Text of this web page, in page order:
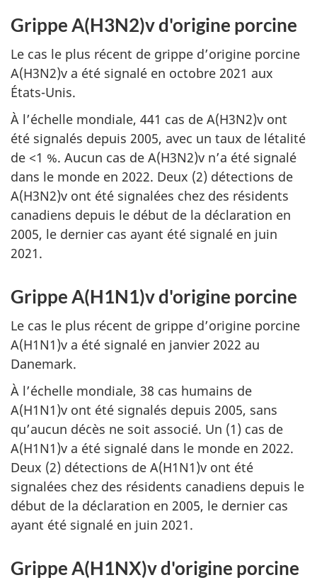
Grippe A(H3N2)v d'origine porcine
Le cas le plus récent de grippe d’origine porcine
A(H3N2)v a été signalé en octobre 2021 aux
États-Unis.
À l’échelle mondiale, 441 cas de A(H3N2)v ont
été signalés depuis 2005, avec un taux de létalité
de <1 %. Aucun cas de A(H3N2)v n’a été signalé
dans le monde en 2022. Deux (2) détections de
A(H3N2)v ont été signalées chez des résidents
canadiens depuis le début de la déclaration en
2005, le dernier cas ayant été signalé en juin
2021.
Grippe A(H1N1)v d'origine porcine
Le cas le plus récent de grippe d’origine porcine
A(H1N1)v a été signalé en janvier 2022 au
Danemark.
À l’échelle mondiale, 38 cas humains de
A(H1N1)v ont été signalés depuis 2005, sans
qu’aucun décès ne soit associé. Un (1) cas de
A(H1N1)v a été signalé dans le monde en 2022.
Deux (2) détections de A(H1N1)v ont été
signalées chez des résidents canadiens depuis le
début de la déclaration en 2005, le dernier cas
ayant été signalé en juin 2021.
Grippe A(H1NX)v d'origine porcine